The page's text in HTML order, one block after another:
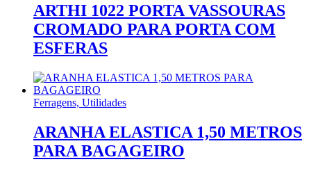
ARTHI 1022 PORTA VASSOURAS
CROMADO PARA PORTA COM
ESFERAS
Ferragens, Utilidades
ARANHA ELASTICA 1,50 METROS
PARA BAGAGEIRO